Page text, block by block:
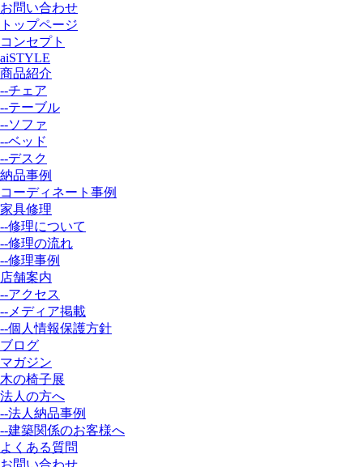
お問い合わせ
トップページ
コンセプト
aiSTYLE
商品紹介
--チェア
--テーブル
--ソファ
--ベッド
--デスク
納品事例
コーディネート事例
家具修理
--修理について
--修理の流れ
--修理事例
店舗案内
--アクセス
--メディア掲載
--個人情報保護方針
ブログ
マガジン
木の椅子展
法人の方へ
--法人納品事例
--建築関係のお客様へ
よくある質問
お問い合わせ